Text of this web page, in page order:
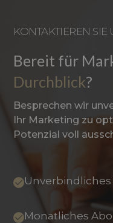
KONTAKTIEREN SIE
Bereit für
Durchblick?
Besprechen wir
Ihr Marketing zu
Potenzial voll
Monatliches